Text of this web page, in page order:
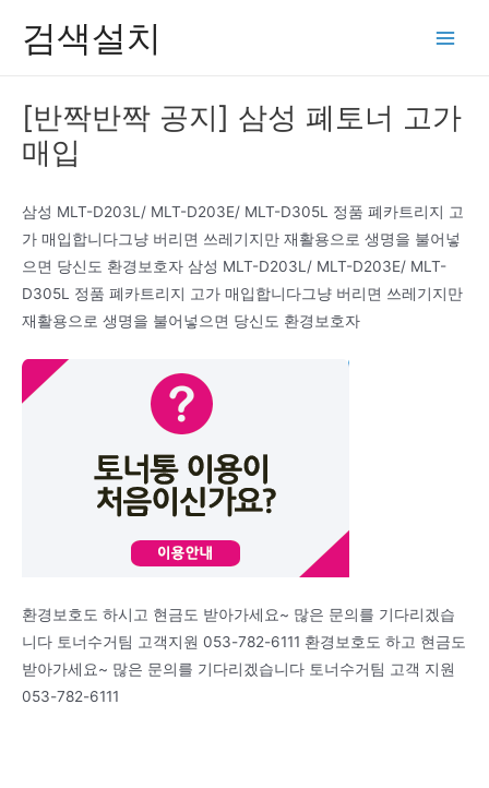
검색설치
[반짝반짝 공지] 삼성 폐토너 고가
매입
삼성 MLT-D203L/ MLT-D203E/ MLT-D305L 정품 폐카트리지 고
가 매입합니다그냥 버리면 쓰레기지만 재활용으로 생명을 불어넣
으면 당신도 환경보호자 삼성 MLT-D203L/ MLT-D203E/ MLT-
D305L 정품 폐카트리지 고가 매입합니다그냥 버리면 쓰레기지만
재활용으로 생명을 불어넣으면 당신도 환경보호자
환경보호도 하시고 현금도 받아가세요~ 많은 문의를 기다리겠습
니다 토너수거팀 고객지원 053-782-6111 환경보호도 하고 현금도
받아가세요~ 많은 문의를 기다리겠습니다 토너수거팀 고객 지원
053-782-6111